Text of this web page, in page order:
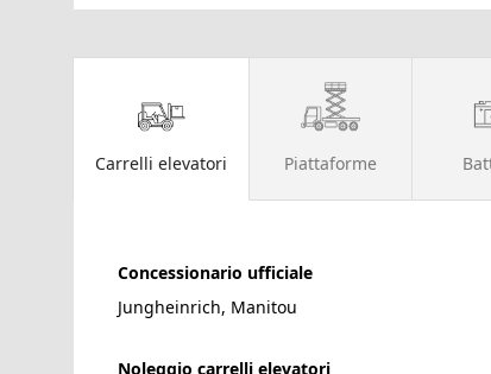
Carrelli elevatori Piattaforme
Concessionario ufficiale
Jungheinrich, Manitou
Noleggio carrelli elevatori